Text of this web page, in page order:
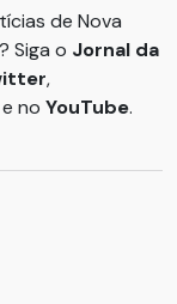
de Nova
Siga o Jornal da
,
e no YouTube.